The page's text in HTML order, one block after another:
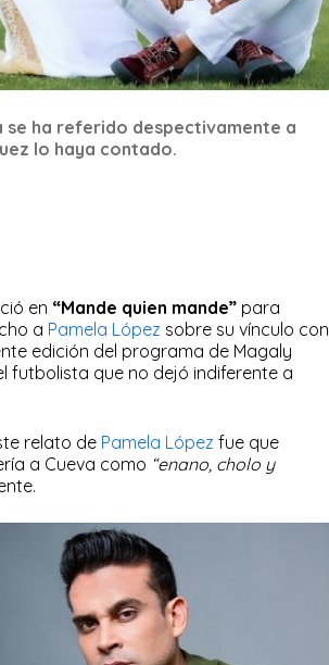
se ha referido despectivamente a
lo haya contado.
en “Mande quien mande” para
a Pamela López sobre su vínculo con
edición del programa de Magaly
futbolista que no dejó indiferente a
relato de Pamela López fue que
a Cueva como “enano, cholo y